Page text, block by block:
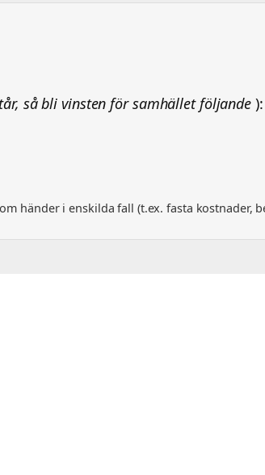
så bli vinsten för samhället följande ):
händer i enskilda fall (t.ex. fasta kostnader,